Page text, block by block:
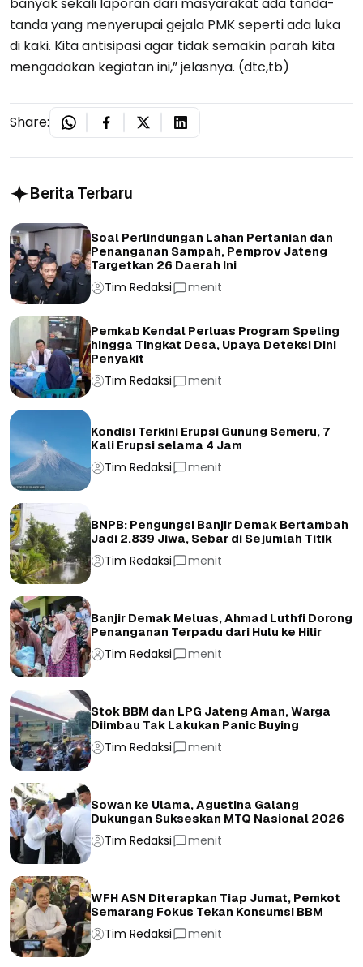
tanda yang menyerupai gejala PMK seperti ada luka
di kaki. Kita antisipasi agar tidak semakin parah kita
mengadakan kegiatan ini,” jelasnya. (dtc,tb)
Share:
Berita Terbaru
Soal Perlindungan Lahan Pertanian dan
Penanganan Sampah, Pemprov Jateng
Targetkan 26 Daerah Ini
Tim Redaksi menit
Pemkab Kendal Perluas Program Speling
hingga Tingkat Desa, Upaya Deteksi Dini
Penyakit
Tim Redaksi menit
Kondisi Terkini Erupsi Gunung Semeru, 7
Kali Erupsi selama 4 Jam
Tim Redaksi menit
BNPB: Pengungsi Banjir Demak Bertambah
Jadi 2.839 Jiwa, Sebar di Sejumlah Titik
Tim Redaksi menit
Banjir Demak Meluas, Ahmad Luthfi Dorong
Penanganan Terpadu dari Hulu ke Hilir
Tim Redaksi menit
Stok BBM dan LPG Jateng Aman, Warga
Diimbau Tak Lakukan Panic Buying
Tim Redaksi menit
Sowan ke Ulama, Agustina Galang
Dukungan Sukseskan MTQ Nasional 2026
Tim Redaksi menit
WFH ASN Diterapkan Tiap Jumat, Pemkot
Semarang Fokus Tekan Konsumsi BBM
Tim Redaksi menit